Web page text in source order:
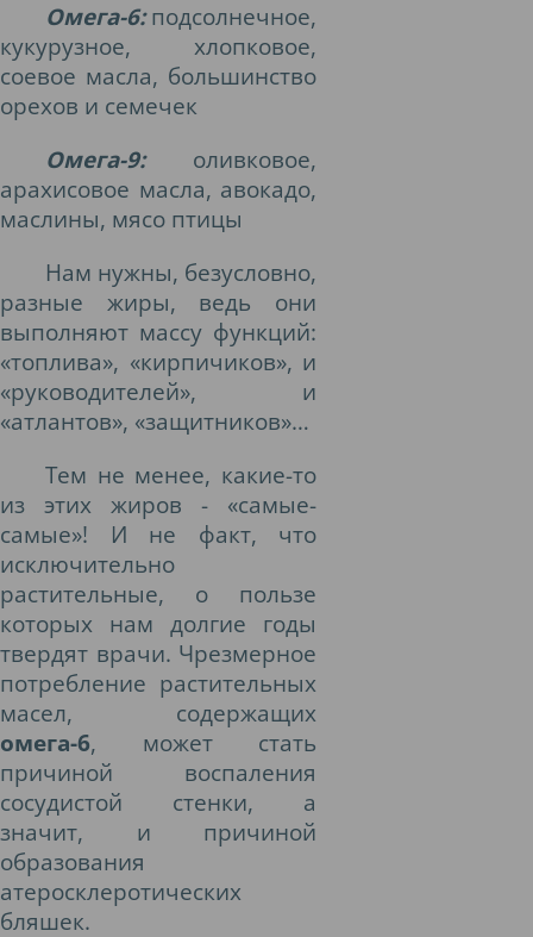
Омега-6:подсолнечное,
кукурузное, хлопковое,
соевое масла, большинство
орехов и семечек
Омега-9: оливковое,
арахисовое масла, авокадо,
маслины, мясо птицы
Нам нужны, безусловно,
разные жиры, ведь они
выполняют массу функций:
«топлива», «кирпичиков», и
«руководителей», и
«атлантов», «защитников»…
Тем не менее, какие-то
из этих жиров - «самые-
самые»! И не факт, что
исключительно
растительные, о пользе
которых нам долгие годы
твердят врачи. Чрезмерное
потребление растительных
масел, содержащих
омега-6, может стать
причиной воспаления
сосудистой стенки, а
значит, и причиной
образования
атеросклеротических
бляшек.